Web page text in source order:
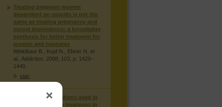
Treating pregnant women
dependent on opioids is not the
same as treating pregnancy and
opioid dependence: a knowledge
synthesis for better treatment for
women and neonates
Winklbaur B., Kopf N., Ebner N. et
al., Addiction: 2008, 103, p. 1429–
1440.
viac
Injection of medications used in
opioid substitution treatment in